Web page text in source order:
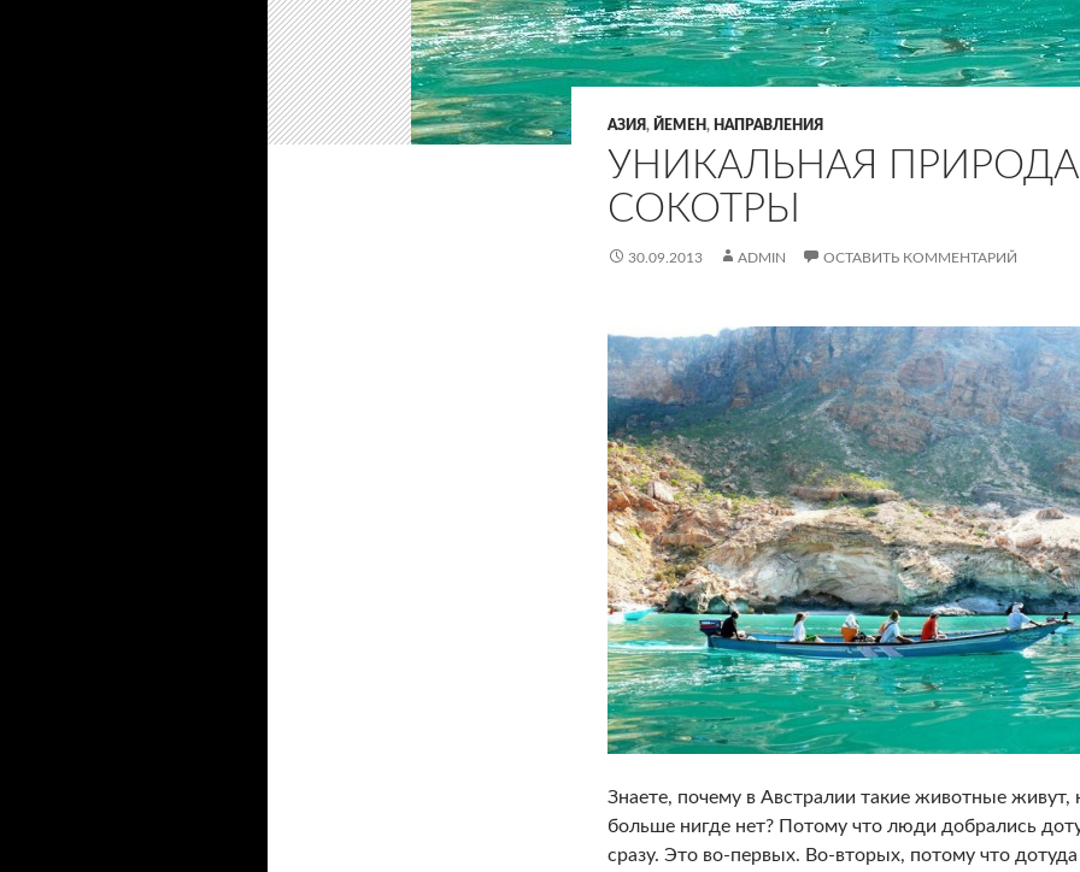
АЗИЯ, ЙЕМЕН, НАПРАВЛЕНИЯ
УНИКАЛЬНАЯ ПРИРОДА
СОКОТРЫ
30.09.2013 ADMIN ОСТАВИТЬ КОММЕНТАРИЙ
Знаете, почему в Австралии такие животные живут,
больше нигде нет? Потому что люди добрались
сразу. Это во-первых. Во-вторых, потому что